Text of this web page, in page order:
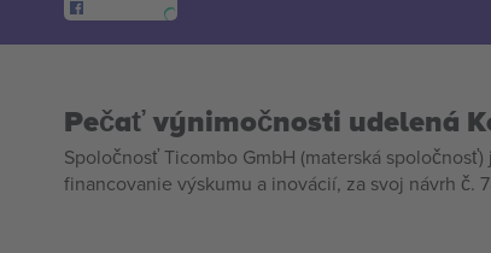
Pečať výnimočnosti udelená
Spoločnosť Ticombo GmbH (materská
financovanie výskumu a inovácií, za svoj návrh č.